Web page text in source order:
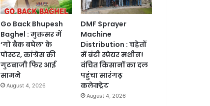
Go Back Bhupesh
Baghel : मुक्तसर में
‘गो बैक बघेल’ के
पोस्टर, कांग्रेस की
गुटबाजी फिर आई
सामने
August 4, 2026
DMF Sprayer
Machine
Distribution : चहेतों
में बंटी स्प्रेयर मशीन!
वंचित किसानों का दल
पहुंचा सारंगढ़
कलेक्ट्रेट
August 4, 2026